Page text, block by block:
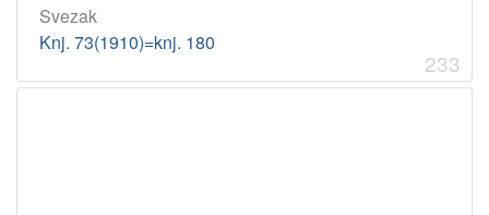
Svezak
Knj. 73(1910)=knj. 180
233